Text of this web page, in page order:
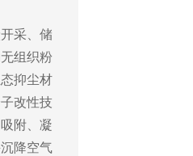
采、储
组织粉
抑尘材
改性技
附、凝
降空气